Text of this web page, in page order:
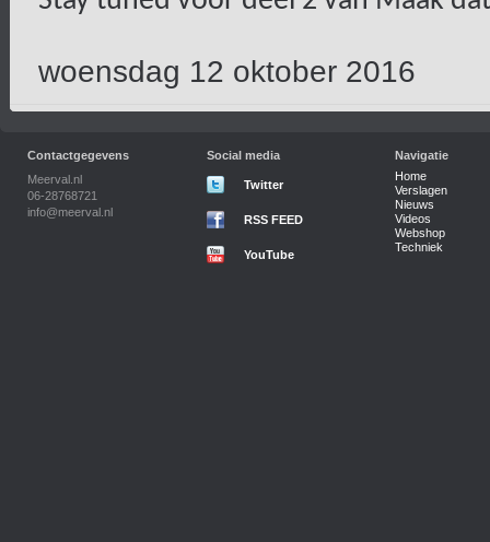
woensdag 12 oktober 2016
Contactgegevens
Meerval.nl
06-28768721
info@meerval.nl
Social media
Twitter
RSS FEED
YouTube
Navigatie
Home
Verslagen
Nieuws
Videos
Webshop
Techniek